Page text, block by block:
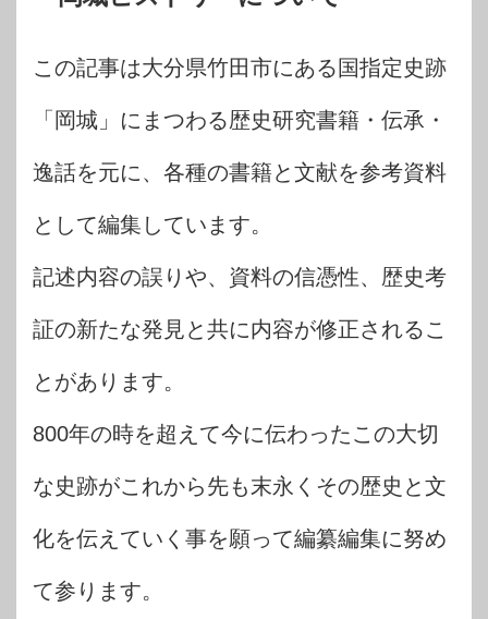
この記事は大分県竹田市にある国指定史跡
「岡城」にまつわる歴史研究書籍・伝承・
逸話を元に、各種の書籍と文献を参考資料
として編集しています。
記述内容の誤りや、資料の信憑性、歴史考
証の新たな発見と共に内容が修正されるこ
とがあります。
800年の時を超えて今に伝わったこの大切
な史跡がこれから先も末永くその歴史と文
化を伝えていく事を願って編纂編集に努め
て参ります。